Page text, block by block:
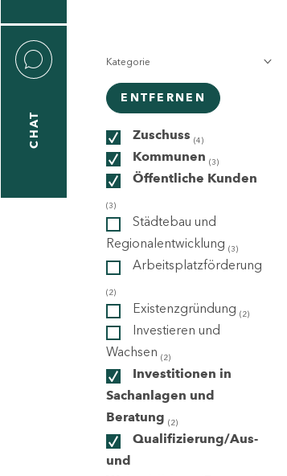
CHAT
Kategorie
ENTFERNEN
Zuschuss (4)
Kommunen (3)
Öffentliche Kunden
(3)
Städtebau und
Regionalentwicklung (3)
Arbeitsplatzförderung
(2)
Existenzgründung (2)
Investieren und
Wachsen (2)
Investitionen in
Sachanlagen und
Beratung (2)
Qualifizierung/Aus-
und